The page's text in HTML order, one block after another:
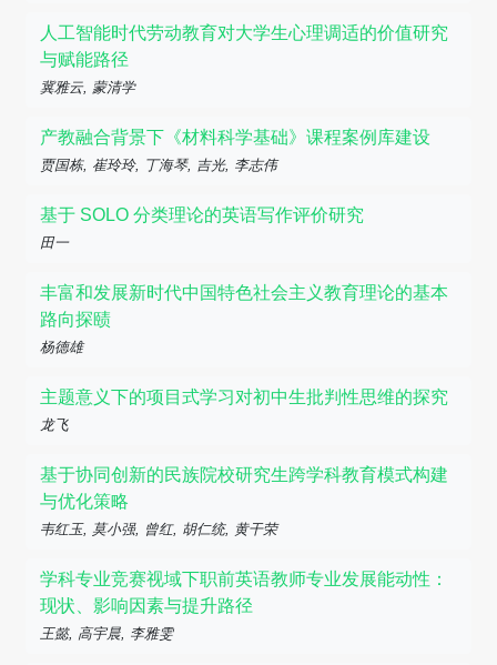
人工智能时代劳动教育对大学生心理调适的价值研究
与赋能路径
冀雅云, 蒙清学
产教融合背景下《材料科学基础》课程案例库建设
贾国栋, 崔玲玲, 丁海琴, 吉光, 李志伟
基于 SOLO 分类理论的英语写作评价研究
田一
丰富和发展新时代中国特色社会主义教育理论的基本
路向探赜
杨德雄
主题意义下的项目式学习对初中生批判性思维的探究
龙飞
基于协同创新的民族院校研究生跨学科教育模式构建
与优化策略
韦红玉, 莫小强, 曾红, 胡仁统, 黄干荣
学科专业竞赛视域下职前英语教师专业发展能动性：
现状、影响因素与提升路径
王懿, 高宇晨, 李雅雯